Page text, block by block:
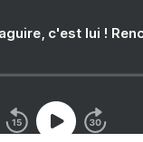
c'est lui !